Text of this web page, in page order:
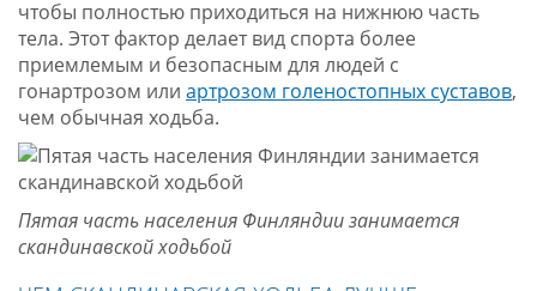
чтобы полностью приходиться на нижнюю часть
тела. Этот фактор делает вид спорта более
приемлемым и безопасным для людей с
гонартрозом или артрозом голеностопных суставов,
чем обычная ходьба.
Пятая часть населения Финляндии занимается
скандинавской ходьбой